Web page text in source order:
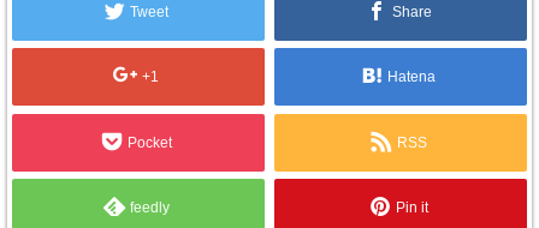
Tweet Share
+1 Hatena
Pocket RSS
feedly Pin it